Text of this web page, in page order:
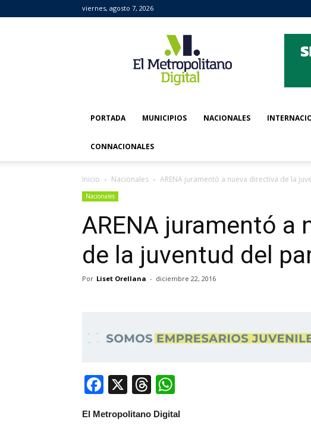
viernes, agosto 7, 2026
Metropolitano
Digital
PORTADA MUNICIPIOS NACIONALES
CONNACIONALES
Inicio Nacionales ARENA juramentó a nueva directiva de la
Nacionales
ARENA juramentó a
de la juventud del
Por Liset Orellana - diciembre 22, 2016
Facebook
X Threads
El Metropolitano Digital